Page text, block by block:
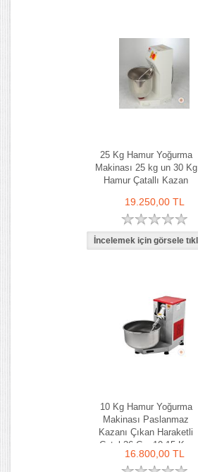
25 Kg Hamur Yoğurma
Makinası 25 kg un 30 Kg
Hamur Çatallı Kazan
19.250,00 TL
10 Kg Hamur Yoğurma
Makinası Paslanmaz
Kazanı Çıkan Haraketli
Çatal 36 Cm 10-15 Kg-
Ozay Makina
16.800,00 TL